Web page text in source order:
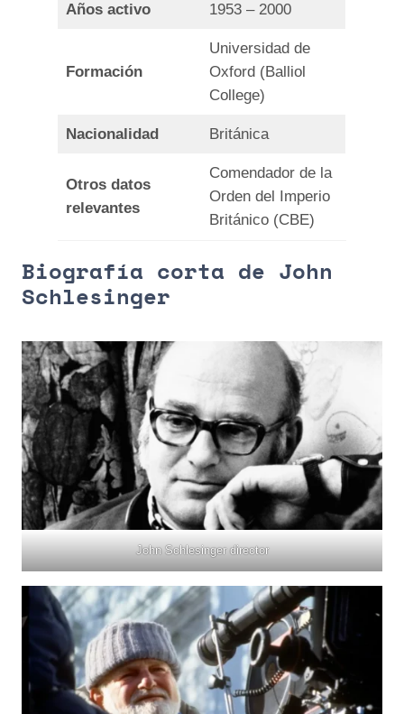
Años activo 1953 – 2000
Formación
Universidad de
Oxford (Balliol
College)
Nacionalidad Británica
Otros datos
relevantes
Comendador de la
Orden del Imperio
Británico (CBE)
Biografía corta de John
Schlesinger
John Schlesinger director